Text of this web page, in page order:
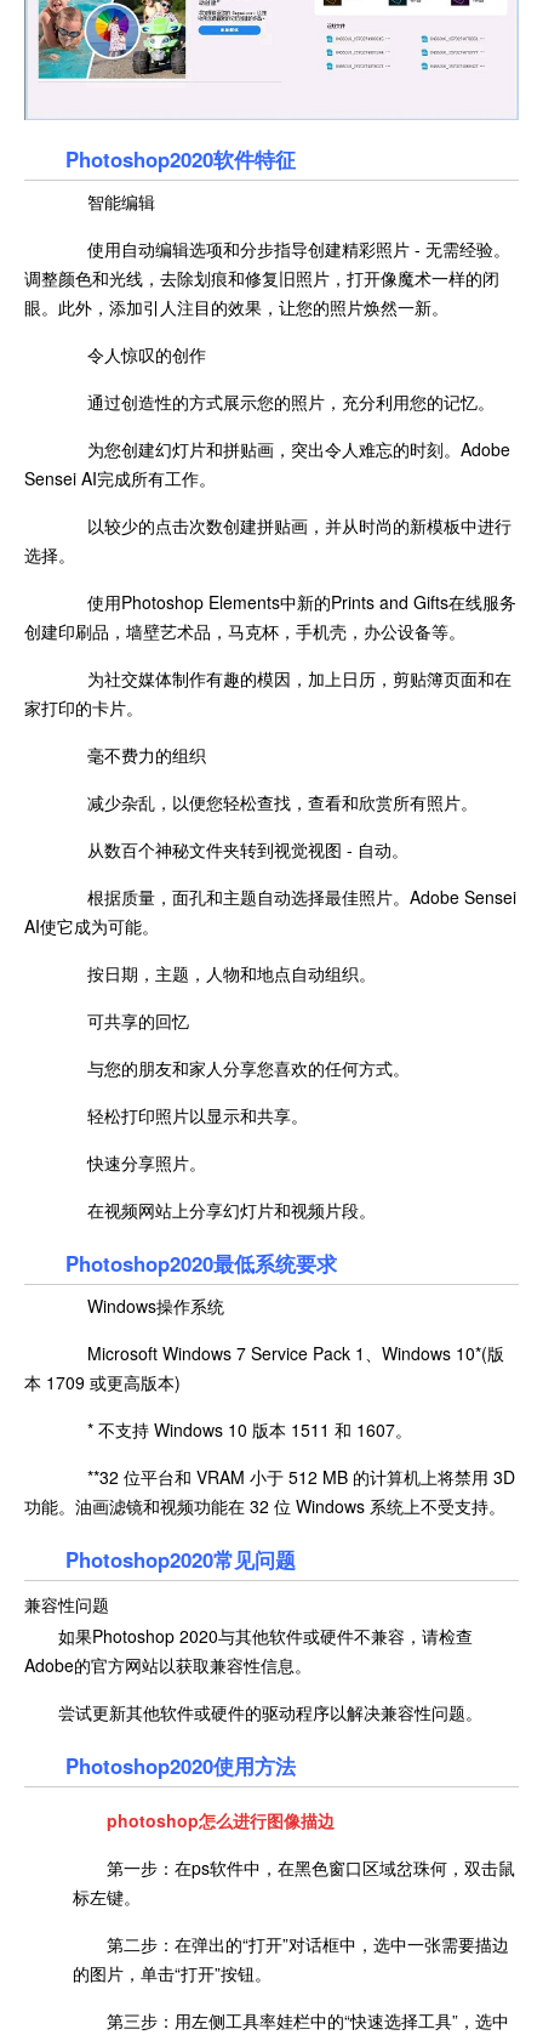
Photoshop2020软件特征
智能编辑
使用自动编辑选项和分步指导创建精彩照片 - 无需经验。
调整颜色和光线，去除划痕和修复旧照片，打开像魔术一样的闭
眼。此外，添加引人注目的效果，让您的照片焕然一新。
令人惊叹的创作
通过创造性的方式展示您的照片，充分利用您的记忆。
为您创建幻灯片和拼贴画，突出令人难忘的时刻。Adobe
Sensei AI完成所有工作。
以较少的点击次数创建拼贴画，并从时尚的新模板中进行
选择。
使用Photoshop Elements中新的Prints and Gifts在线服务
创建印刷品，墙壁艺术品，马克杯，手机壳，办公设备等。
为社交媒体制作有趣的模因，加上日历，剪贴簿页面和在
家打印的卡片。
毫不费力的组织
减少杂乱，以便您轻松查找，查看和欣赏所有照片。
从数百个神秘文件夹转到视觉视图 - 自动。
根据质量，面孔和主题自动选择最佳照片。Adobe Sensei
AI使它成为可能。
按日期，主题，人物和地点自动组织。
可共享的回忆
与您的朋友和家人分享您喜欢的任何方式。
轻松打印照片以显示和共享。
快速分享照片。
在视频网站上分享幻灯片和视频片段。
Photoshop2020最低系统要求
Windows操作系统
Microsoft Windows 7 Service Pack 1、Windows 10*(版
本 1709 或更高版本)
* 不支持 Windows 10 版本 1511 和 1607。
**32 位平台和 VRAM 小于 512 MB 的计算机上将禁用 3D
功能。油画滤镜和视频功能在 32 位 Windows 系统上不受支持。
Photoshop2020常见问题
兼容性问题
如果Photoshop 2020与其他软件或硬件不兼容，请检查
Adobe的官方网站以获取兼容性信息。
尝试更新其他软件或硬件的驱动程序以解决兼容性问题。
Photoshop2020使用方法
photoshop怎么进行图像描边
第一步：在ps软件中，在黑色窗口区域岔珠何，双击鼠
标左键。
第二步：在弹出的“打开”对话框中，选中一张需要描边
的图片，单击“打开”按钮。
第三步：用左侧工具率娃栏中的“快速选择工具”，选中